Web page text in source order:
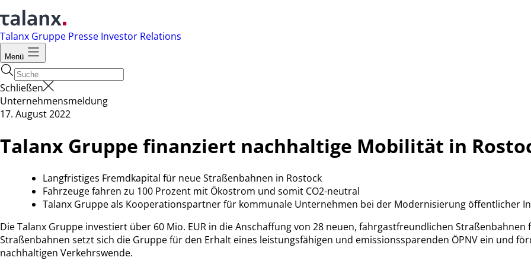
Talanx Gruppe Presse Investor Relations
Menü
Schließen
Unternehmensmeldung
17. August 2022
Talanx Gruppe finanziert nachhaltige Mobilität in
Langfristiges Fremdkapital für neue Straßenbahnen in Rostock
Fahrzeuge fahren zu 100 Prozent mit Ökostrom und somit CO2-neutral
Talanx Gruppe als Kooperationspartner für kommunale Unternehmen bei der Modernisierung öffentlicher
Die Talanx Gruppe investiert über 60 Mio. EUR in die Anschaffung von 28 neuen, fahrgastfreundlichen
Straßenbahnen setzt sich die Gruppe für den Erhalt eines leistungsfähigen und emissionssparenden ÖPNV ein und
nachhaltigen Verkehrswende.